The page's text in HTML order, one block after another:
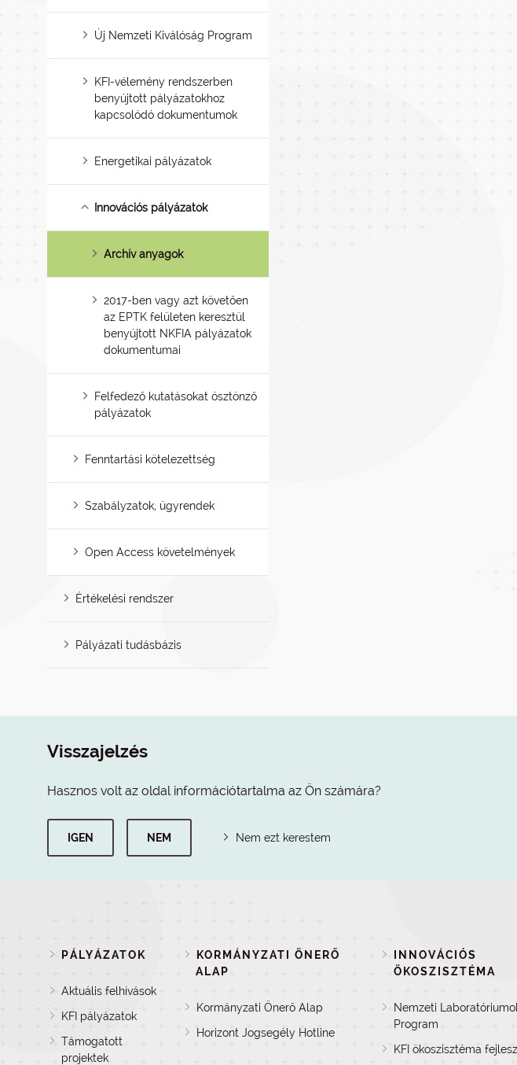
Új Nemzeti Kiválóság Program
KFI-vélemény rendszerben
benyújtott pályázatokhoz
kapcsolódó dokumentumok
Energetikai pályázatok
Innovációs pályázatok
Archív anyagok
2017-ben vagy azt követően
az EPTK felületen keresztül
benyújtott NKFIA pályázatok
dokumentumai
Felfedező kutatásokat ösztönző
pályázatok
Fenntartási kötelezettség
Szabályzatok, ügyrendek
Open Access követelmények
Értékelési rendszer
Pályázati tudásbázis
Visszajelzés
Hasznos volt az oldal információtartalma az Ön számára?
IGEN NEM Nem ezt kerestem
PÁLYÁZATOK
Aktuális felhívások
KFI pályázatok
Támogatott
projektek
KORMÁNYZATI ÖNERŐ
ALAP
Kormányzati Önerő Alap
Horizont Jogsegély Hotline
INNOVÁCIÓS
ÖKOSZISZTÉMA
Nemzeti
Program
KFI ökoszisztéma